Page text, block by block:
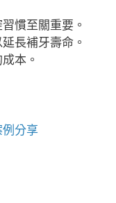
慣至關重要。
長補牙壽命。
本。
分享